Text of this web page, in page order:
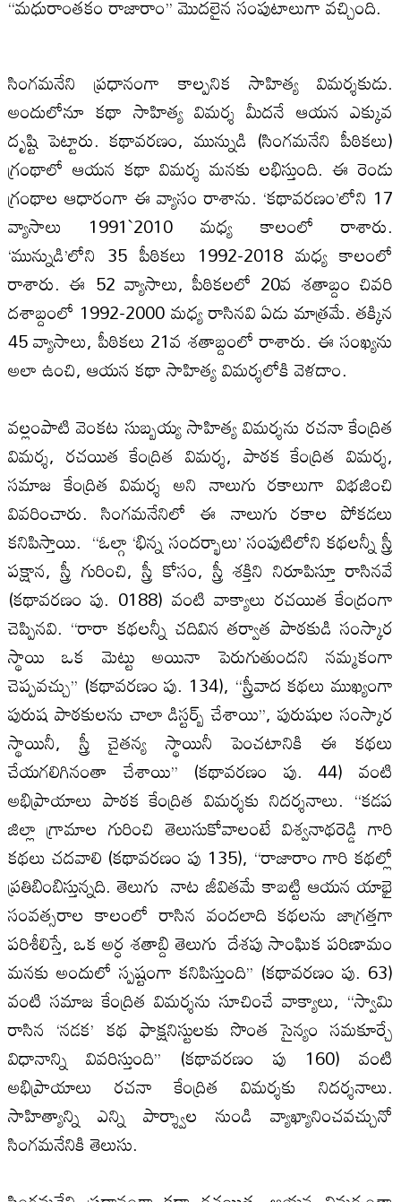
సింగమనేని ప్రధానంగా కాల్పనిక సాహిత్య విమర్శకుడు.
అందులోనూ కథా సాహిత్య విమర్శ మీదనే ఆయన ఎక్కువ
దృష్టి పెట్టారు. కథావరణం, మున్నుడి (సింగమనేని పీఠికలు)
గ్రంథాలో ఆయన కథా విమర్శ మనకు లభిస్తుంది. ఈ రెండు
గ్రంథాల ఆధారంగా ఈ వ్యాసం రాశాను. ‘కథావరణం’లోని 17
వ్యాసాలు 1991`2010 మధ్య కాలంలో రాశారు.
‘మున్నుడి’లోని 35 పీఠికలు 1992-2018 మధ్య కాలంలో
రాశారు. ఈ 52 వ్యాసాలు, పీఠికలలో 20వ శతాబ్దం చివరి
దశాబ్దంలో 1992-2000 మధ్య రాసినవి ఏడు మాత్రమే. తక్కిన
45 వ్యాసాలు, పీఠికలు 21వ శతాబ్దంలో రాశారు. ఈ సంఖ్యను
అలా ఉంచి, ఆయన కథా సాహిత్య విమర్శలోకి వెళదాం.
వల్లంపాటి వెంకట సుబ్బయ్య సాహిత్య విమర్శను రచనా కేంద్రిత
విమర్శ, రచయిత కేంద్రిత విమర్శ, పాఠక కేంద్రిత విమర్శ,
సమాజ కేంద్రిత విమర్శ అని నాలుగు రకాలుగా విభజించి
వివరించారు. సింగమనేనిలో ఈ నాలుగు రకాల పోకడలు
కనిపిస్తాయి. ‘‘ఓల్గా ‘భిన్న సందర్భాలు’ సంపుటిలోని కథలన్నీ స్త్రీ
పక్షాన, స్త్రీ గురించి, స్త్రీ కోసం, స్త్రీ శక్తిని నిరూపిస్తూ రాసినవే
(కథావరణం పు. 0188) వంటి వాక్యాలు రచయిత కేంద్రంగా
చెప్పినవి. ‘‘రారా కథలన్నీ చదివిన తర్వాత పాఠకుడి సంస్కార
స్థాయి ఒక మెట్టు అయినా పెరుగుతుందని నమ్మకంగా
చెప్పవచ్చు’’ (కథావరణం పు. 134), ‘‘స్త్రీవాద కథలు ముఖ్యంగా
పురుష పాఠకులను చాలా డిస్టర్బ్ చేశాయి’’, పురుషుల సంస్కార
స్థాయినీ, స్త్రీ చైతన్య స్థాయినీ పెంచటానికి ఈ కథలు
చేయగలిగినంతా చేశాయి’’ (కథావరణం పు. 44) వంటి
అభిప్రాయాలు పాఠక కేంద్రిత విమర్శకు నిదర్శనాలు. ‘‘కడప
జిల్లా గ్రామాల గురించి తెలుసుకోవాలంటే విశ్వనాథరెడ్డి గారి
కథలు చదవాలి (కథావరణం పు 135), ‘‘రాజారాం గారి కథల్లో
ప్రతిబింబిస్తున్నది. తెలుగు నాట జీవితమే కాబట్టి ఆయన యాభై
సంవత్సరాల కాలంలో రాసిన వందలాది కథలను జాగ్రత్తగా
పరిశీలిస్తే, ఒక అర్ధ శతాబ్ది తెలుగు దేశపు సాంఘిక పరిణామం
మనకు అందులో స్పష్టంగా కనిపిస్తుంది’’ (కథావరణం పు. 63)
వంటి సమాజ కేంద్రిత విమర్శను సూచించే వాక్యాలు, ‘‘స్వామి
రాసిన ‘నడక’ కథ ఫాక్షనిస్టులకు సొంత సైన్యం సమకూర్చే
విధానాన్ని వివరిస్తుంది’’ (కథావరణం పు 160) వంటి
అభిప్రాయాలు రచనా కేంద్రిత విమర్శకు నిదర్శనాలు.
సాహిత్యాన్ని ఎన్ని పార్శ్వాల నుండి వ్యాఖ్యానించవచ్చునో
సింగమనేనికి తెలుసు.